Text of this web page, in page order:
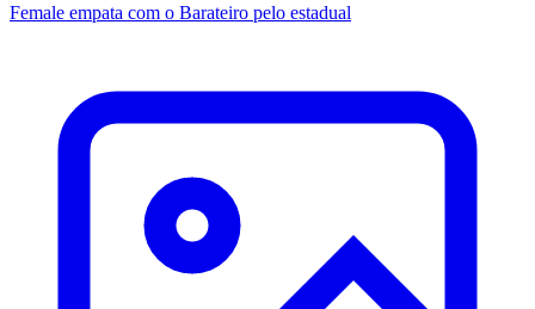
Female empata com o Barateiro pelo estadual